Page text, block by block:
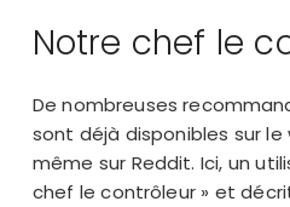
Notre chef le
De nombreuses
sont déjà disponibles sur
même sur Reddit. Ici, un
chef le contrôleur » et